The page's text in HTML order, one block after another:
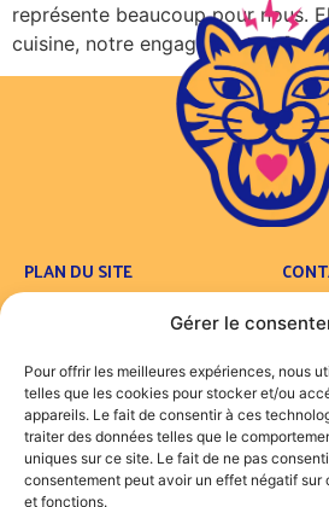
Gérer le
Pour offrir les meilleures expériences, nous
telles que les cookies pour stocker et/ou
appareils. Le fait de consentir à ces
traiter des données telles que le
uniques sur ce site. Le fait de ne pas
consentement peut avoir un effet négatif
et fonctions.
représente beaucoup pour nous.
cuisine, notre engagement et […]
PLAN DU SITE
Concept
Foodtruck
Engagements
Actualités
FAQ
LÉGALES